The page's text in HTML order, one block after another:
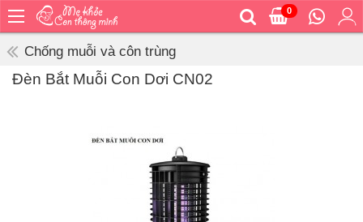
0
Bé
ăn
Chống muỗi và côn trùng
Đèn Bắt Muỗi Con Dơi CN02